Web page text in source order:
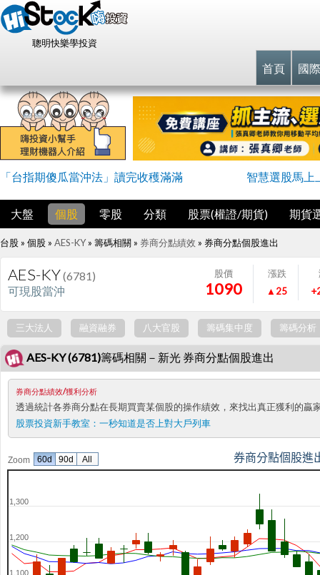
聰明快樂學投資
首頁 國
「台指期傻瓜當沖法」讀完收穫滿滿 智慧選股馬上
大盤 個股 零股 分類 股票(權證/期貨) 期貨
台股 » 個股 » AES-KY» 籌碼相關 » 券商分點績效 » 券商分點個股進出
AES-KY(6781)
可現股當沖
股價
1090
漲跌
▲25
三大法人 融資融券 八大官股 籌碼集中度 籌碼分析
AES-KY (6781)籌碼相關－新光 券商分點個股進出
券商分點績效/獲利分析
透過統計各券商分點在長期買賣某個股的操作績效，來找出真正獲利的
股票投資新手教室： 一秒知道是否上對大戶列車
Zoom 券商分點個股進
1,100
1,200
1,300
60d 90d All